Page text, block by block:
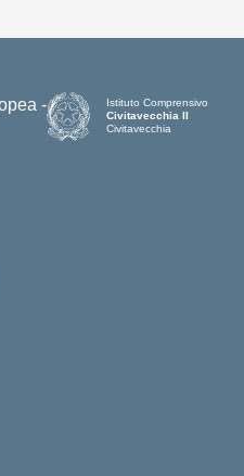
Istituto Comprensivo
Civitavecchia II
Civitavecchia